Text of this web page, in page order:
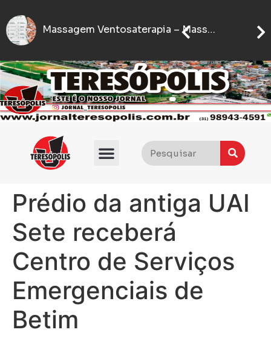
Sete IFMG abre inscrições para processo seletivo com quase 5 mil vagas gratuitasFlávio Bolsonaro anuncia quem será seu vice nas eleições presidenciais de 2026
Prédio da antiga UAI
Sete receberá
Centro de Serviços
Emergenciais de
Betim